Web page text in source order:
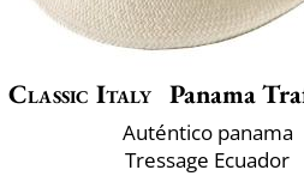
Classic Italy Panama
Auténtico panama
Tressage Ecuador